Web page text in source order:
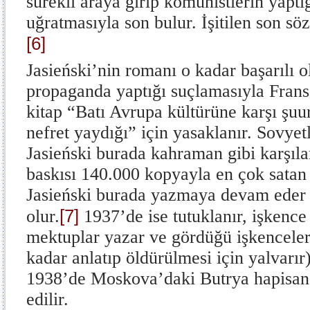
uğratmasıyla son bulur. İşitilen son
[6]
Jasieński’nin romanı o kadar başarılı
propaganda yaptığı suçlamasıyla
kitap “Batı Avrupa kültürüne karşı
nefret yaydığı” için yasaklanır.
Jasieński burada kahraman gibi
baskısı 140.000 kopyayla en çok
Jasieński burada yazmaya devam
olur.[7] 1937’de ise tutuklanır,
mektuplar yazar ve gördüğü
kadar anlatıp öldürülmesi için
1938’de Moskova’daki Butrya
edilir.